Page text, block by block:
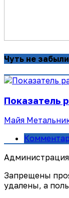
Чуть не
Показатель
Майя
Запрещены
удалены, а